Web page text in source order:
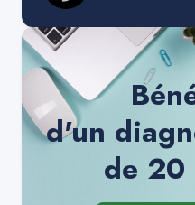
d'un
de 20